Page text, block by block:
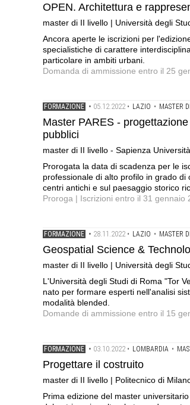
OPEN. Architettura e
master di II livello | Università degli
Ancora aperte le iscrizioni per
specialistiche di carattere
particolare in ambiti urbani.
Domanda di ammissione entro il 25
FORMAZIONE • 05.12.2022 • LAZIO • MASTER
Master PARES -
pubblici
master di II livello - Sapienza
Prorogata la data di scadenza per le
professionale di alto profilo in grado
centri antichi e sul paesaggio storico
Proroga | Iscrizioni entro il 31 gennaio
FORMAZIONE • 28.11.2022 • LAZIO • MASTER
Geospatial Science &
master di II livello | Università degli
L'Università degli Studi di Roma "Tor
nato per formare esperti nell'analisi
modalità blended.
Domande di ammissione entro il 15
FORMAZIONE • 03.10.2022 • LOMBARDIA •
Progettare il costruito
master di II livello | Politecnico di
Prima edizione del master